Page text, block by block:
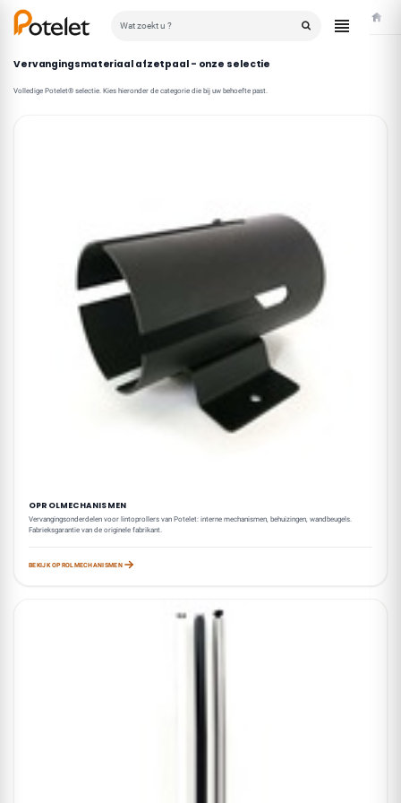
Home
Vervangingsmateriaal afzetpaal - onze selectie
Volledige Potelet® selectie. Kies hieronder de categorie die bij uw behoefte past.
OPROLMECHANISMEN
Vervangingsonderdelen voor lintoprollers van Potelet: interne mechanismen, behuizingen, wandbeugels.
Fabrieksgarantie van de originele fabrikant.
BEKIJK OPROLMECHANISMEN